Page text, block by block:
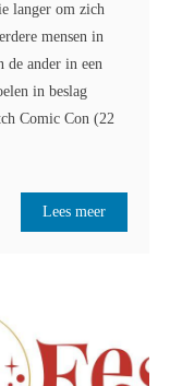
langer om zich
mensen in
de ander in een
in beslag
Comic Con (22
Lees meer